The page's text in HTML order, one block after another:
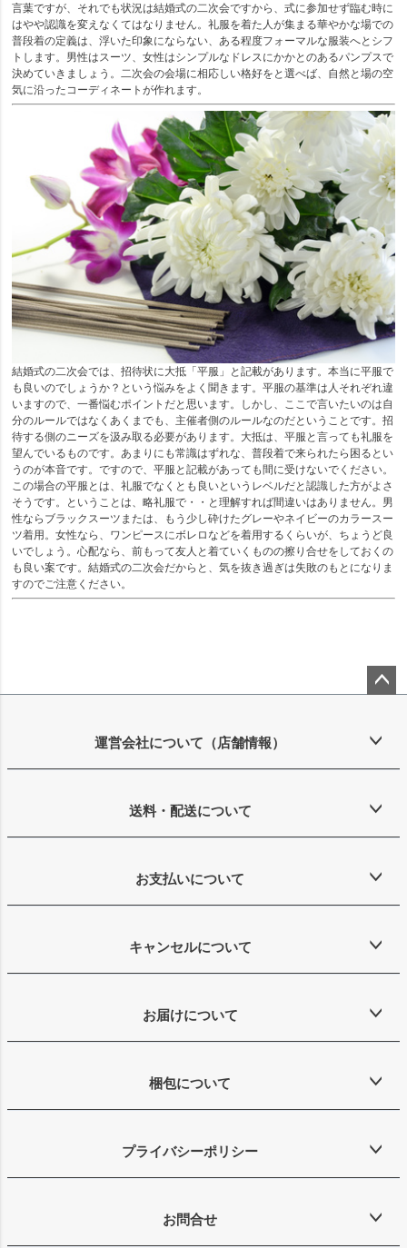
言葉ですが、それでも状況は結婚式の二次会ですから、式に参加せず臨む時に
はやや認識を変えなくてはなりません。礼服を着た人が集まる華やかな場での
普段着の定義は、浮いた印象にならない、ある程度フォーマルな服装へとシフ
トします。男性はスーツ、女性はシンプルなドレスにかかとのあるパンプスで
決めていきましょう。二次会の会場に相応しい格好をと選べば、自然と場の空
気に沿ったコーディネートが作れます。
結婚式の二次会では、招待状に大抵「平服」と記載があります。本当に平服で
も良いのでしょうか？という悩みをよく聞きます。平服の基準は人それぞれ違
いますので、一番悩むポイントだと思います。しかし、ここで言いたいのは自
分のルールではなくあくまでも、主催者側のルールなのだということです。招
待する側のニーズを汲み取る必要があります。大抵は、平服と言っても礼服を
望んでいるものです。あまりにも常識はずれな、普段着で来られたら困るとい
うのが本音です。ですので、平服と記載があっても間に受けないでください。
この場合の平服とは、礼服でなくとも良いというレベルだと認識した方がよさ
そうです。ということは、略礼服で・・と理解すれば間違いはありません。男
性ならブラックスーツまたは、もう少し砕けたグレーやネイビーのカラースー
ツ着用。女性なら、ワンピースにボレロなどを着用するくらいが、ちょうど良
いでしょう。心配なら、前もって友人と着ていくものの擦り合せをしておくの
も良い案です。結婚式の二次会だからと、気を抜き過ぎは失敗のもとになりま
すのでご注意ください。
ップ
運営会社について（店舗情報）
送料・配送について
お支払いについて
キャンセルについて
お届けについて
梱包について
プライバシーポリシー
お問合せ